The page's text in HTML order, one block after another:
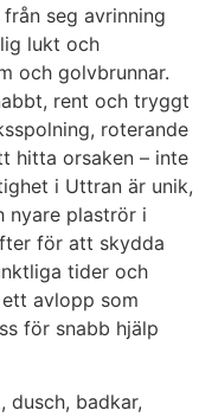
seg avrinning
lukt och
och golvbrunnar.
rent och tryggt
roterande
hitta orsaken – inte
i Uttran är unik,
nyare plaströr i
för att skydda
tider och
avlopp som
för snabb hjälp
dusch, badkar,